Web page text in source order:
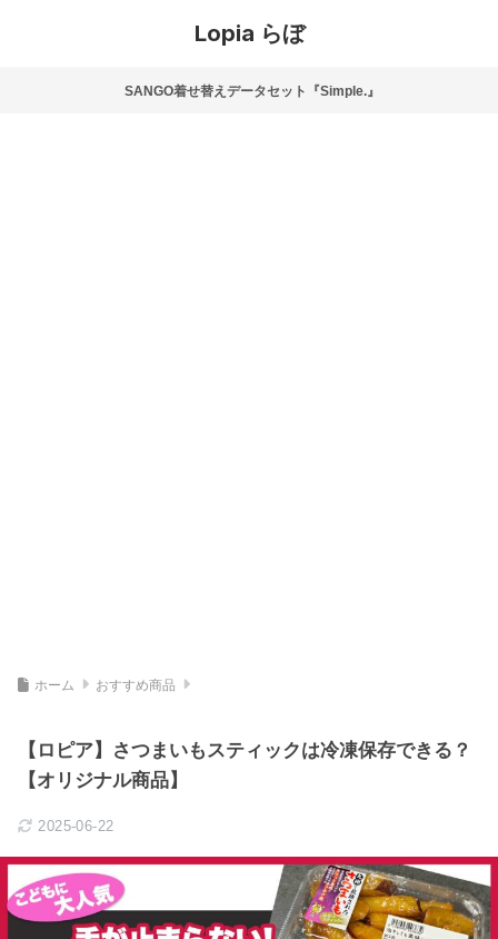
Lopia らぼ
SANGO着せ替えデータセット『Simple.』
ホーム おすすめ商品
【ロピア】さつまいもスティックは冷凍保存できる？
【オリジナル商品】
2025-06-22